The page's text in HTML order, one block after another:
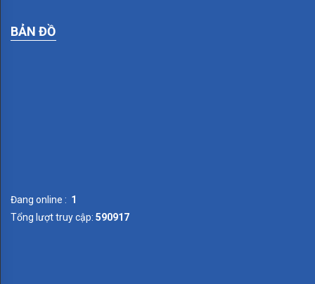
EMPORIO
ITALIANO
SOHO
BẢN ĐỒ
Đang online : 1
Tổng lượt truy cập: 590917